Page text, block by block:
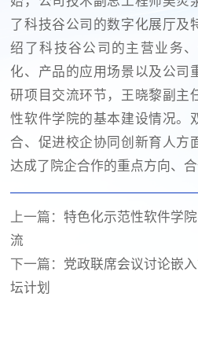
了科技谷公司的数字化展厅及
绍了科技谷公司的主营业务
化、产品的应用场景以及公司
研项目交流环节，王晓黎副主
性软件学院的基本建设情况。
合、促进校企协同创新育人方
达成了院企合作的重点方向、
上一篇：特色化示范性软件学
流
下一篇： 党政联席会议讨论嵌
坛计划